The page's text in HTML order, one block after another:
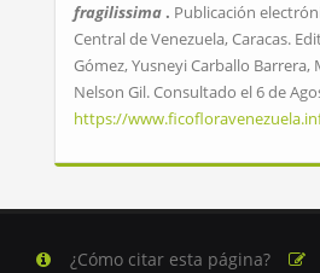
fragilissima . Publicación
Central de Venezuela, Caracas.
Gómez, Yusneyi Carballo Barrera,
Nelson Gil. Consultado el 6 de
https://
¿Cómo citar esta página?